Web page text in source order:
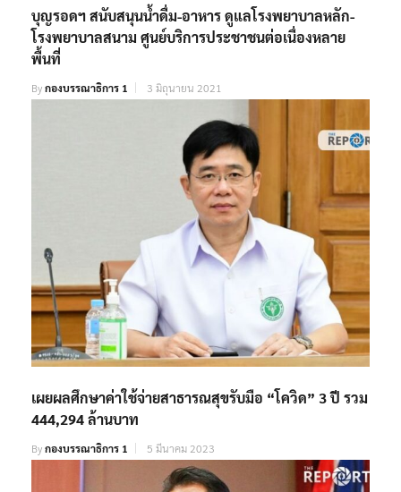
บุญรอดฯ สนับสนุนน้ำดื่ม-อาหาร ดูแลโรงพยาบาลหลัก-
โรงพยาบาลสนาม ศูนย์บริการประชาชนต่อเนื่องหลาย
พื้นที่
Byกองบรรณาธิการ 1 3 มิถุนายน 2021
เผยผลศึกษาค่าใช้จ่ายสาธารณสุขรับมือ “โควิด” 3 ปี รวม
444,294 ล้านบาท
Byกองบรรณาธิการ 1 5 มีนาคม 2023